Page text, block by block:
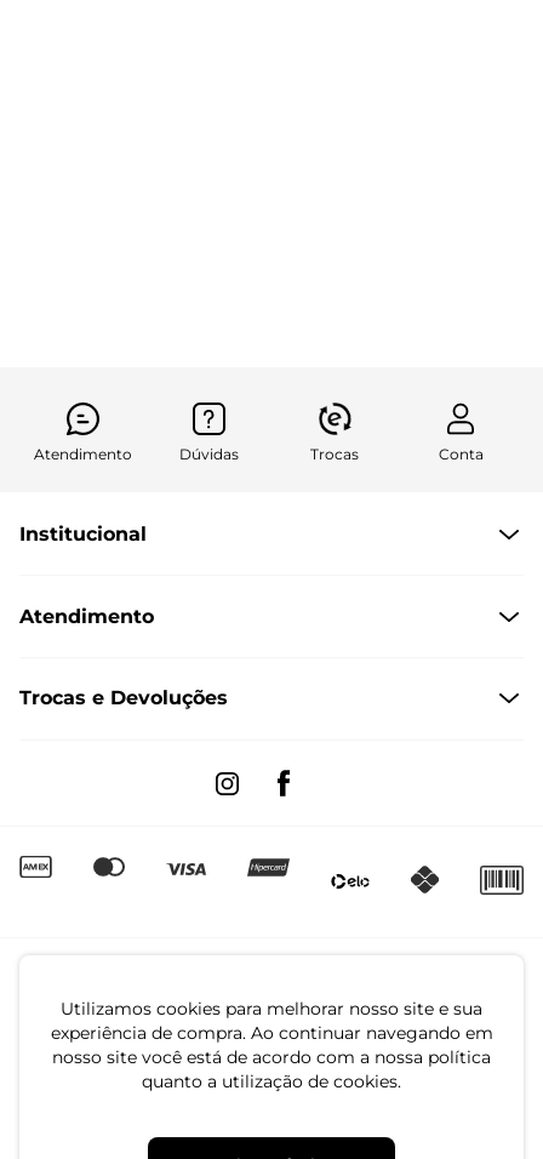
Utilizamos cookies para melhorar nosso site e sua
experiência de compra. Ao continuar navegando em
nosso site você está de acordo com a nossa política
quanto a utilização de cookies.
Atendimento Dúvidas Trocas Conta
Institucional
Políticas de Privacidade
Formas de Entrega
Regulamento de Promoções
Canal de Denúncias | Ética
Atendimento
Fale conosco pelo WhatsApp
Trocas e Devoluções